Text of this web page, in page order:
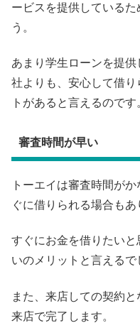
ービスを提供している
う。
あまり学生ローンを提
社よりも、安心して借
トがあると言えるのです
審査時間が早い
トーエイは審査時間が
ぐに借りられる場合もあ
すぐにお金を借りたい
いのメリットと言えるで
また、来店しての契約
来店で完了します。